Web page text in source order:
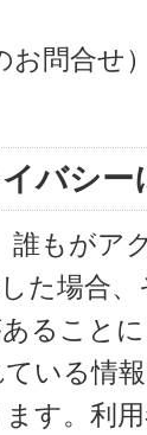
お問合せ
バシー
誰もがア
た場合
ること
いる情
す。利